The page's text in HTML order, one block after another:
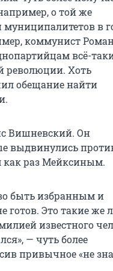
о той же
в
коммунист
всё-
революции. Хоть
обещание найти
Вишневский. Он
выдвинулись
как раз Мейксиным.
быть избранным и
готов. Это такие же
известного
— чуть более
привычное «не